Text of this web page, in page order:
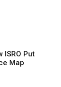
ISRO Put
Map